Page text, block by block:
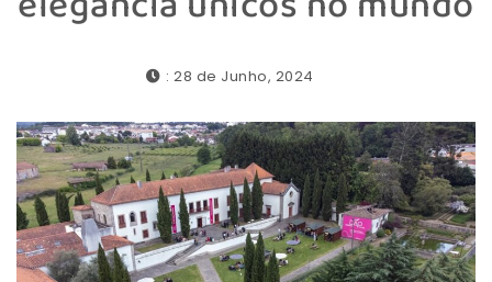
: 28 de Junho, 2024